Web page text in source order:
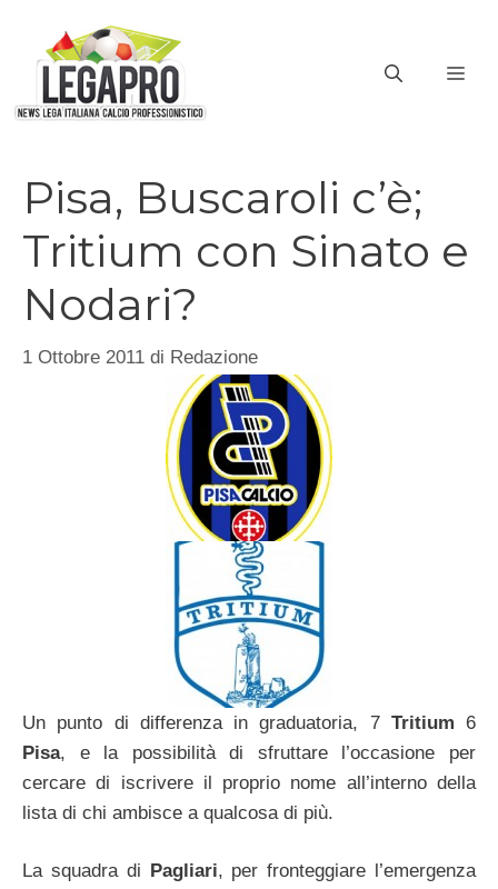
contenuto
Pisa, Buscaroli c’è;
Tritium con Sinato e
Nodari?
1 Ottobre 2011 di Redazione
Un punto di differenza in graduatoria, 7 Tritium 6
Pisa, e la possibilità di sfruttare l’occasione per
cercare di iscrivere il proprio nome all’interno della
lista di chi ambisce a qualcosa di più.
La squadra di Pagliari, per fronteggiare l’emergenza